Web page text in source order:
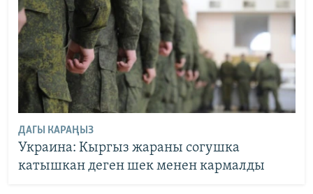
ДАГЫ КАРАҢЫЗ
Украина: Кыргыз жараны согушка
катышкан деген шек менен кармалды